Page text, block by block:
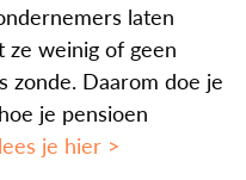
laten
ze weinig of geen
zonde. Daarom doe je
je pensioen
je hier >